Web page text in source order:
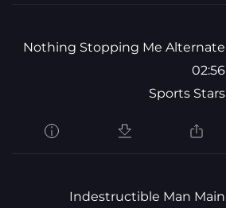
Nothing Stopping Me Alternate
02:56
Sports Stars
Indestructible Man Main